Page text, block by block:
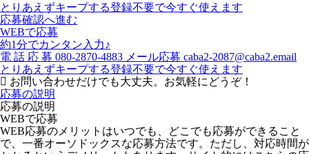
とりあえずキープする登録不要で今すぐ使えます
応募確認へ進む
WEBで応募
約1分でカンタン入力♪
電 話 応 募 080-2870-4883 メール応募 caba2-2087@caba2.email
とりあえずキープする登録不要で今すぐ使えます
お問い合わせだけでも大丈夫。お気軽にどうぞ！
応募の説明
応募の説明
WEBで応募
WEB応募のメリットはいつでも、どこでも応募ができること
で、一番オーソドックスな応募方法です。ただし、対応時間が